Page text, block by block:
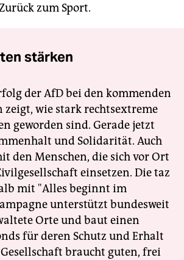
zum Sport.
stärken
der AfD bei den kommenden
zeigt, wie stark rechtsextreme
geworden sind. Gerade jetzt
und Solidarität. Auch
den Menschen, die sich vor Ort
einsetzen. Die taz
mit "Alles beginnt im
unterstützt bundesweit
Orte und baut einen
für deren Schutz und Erhalt
braucht guten, frei